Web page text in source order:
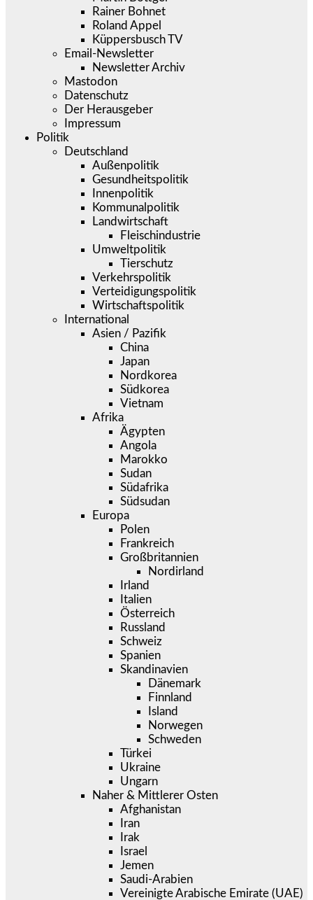
Rainer Bohnet
Roland Appel
Küppersbusch TV
Email-Newsletter
Newsletter Archiv
Mastodon
Datenschutz
Der Herausgeber
Impressum
Politik
Deutschland
Außenpolitik
Gesundheitspolitik
Innenpolitik
Kommunalpolitik
Landwirtschaft
Fleischindustrie
Umweltpolitik
Tierschutz
Verkehrspolitik
Verteidigungspolitik
Wirtschaftspolitik
International
Asien / Pazifik
China
Japan
Nordkorea
Südkorea
Vietnam
Afrika
Ägypten
Angola
Marokko
Sudan
Südafrika
Südsudan
Europa
Polen
Frankreich
Großbritannien
Nordirland
Irland
Italien
Österreich
Russland
Schweiz
Spanien
Skandinavien
Dänemark
Finnland
Island
Norwegen
Schweden
Türkei
Ukraine
Ungarn
Naher & Mittlerer Osten
Afghanistan
Iran
Irak
Israel
Jemen
Saudi-Arabien
Vereinigte Arabische Emirate (UAE)